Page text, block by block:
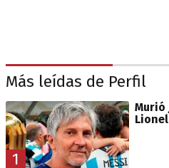
Más leídas de Perfil
1
Murió